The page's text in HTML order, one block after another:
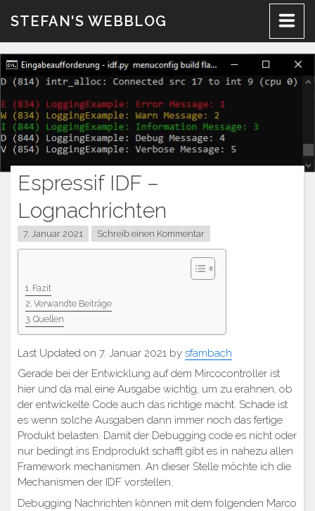
InhaltSTEFAN'S WEBBLOG
Espressif IDF –
Lognachrichten
7. Januar 2021 Schreib einen Kommentar
Fazit
Verwandte Beiträge
Quellen
Last Updated on 7. Januar 2021 by sfambach
Gerade bei der Entwicklung auf dem Mircocontroller ist
hier und da mal eine Ausgabe wichtig, um zu erahnen, ob
der entwickelte Code auch das richtige macht. Schade ist
es wenn solche Ausgaben dann immer noch das fertige
Produkt belasten. Damit der Debugging code es nicht oder
nur bedingt ins Endprodukt schafft gibt es in nahezu allen
Framework mechanismen. An dieser Stelle möchte ich die
Mechanismen der IDF vorstellen.
Debugging Nachrichten können mit dem folgenden Marco